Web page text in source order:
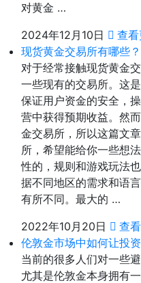
对黄金 …
2024年12月10日
查
现货黄金交易所有哪些？
对于经常接触现货黄金
一些现有的交易所。这
保证用户资金的安全，
营中获得预期收益。然
金交易所，所以这篇文
所，希望能给你一些想
性的，规则和游戏玩法
据不同地区的需求和语
有所不同。最大的 …
2022年10月20日
查
伦敦金市场中如何让投
当前的很多人们对一些
尤其是伦敦金本身拥有